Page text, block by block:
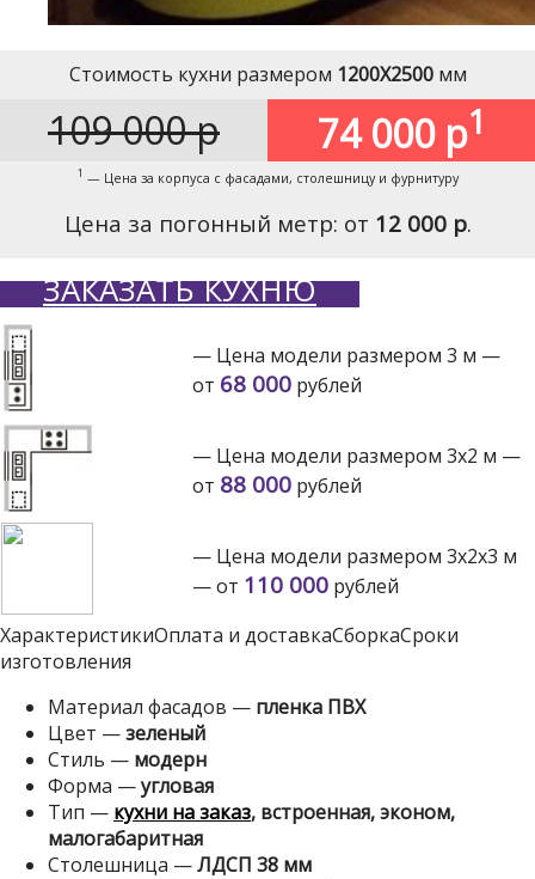
Стоимость кухни размером 1200Х2500мм
109 000 р 74 000 р1
1 — Цена за корпуса с фасадами, столешницу и фурнитуру
Цена за погонный метр: от 12 000 р.
ЗАКАЗАТЬ КУХНЮ
— Цена модели размером 3 м —
от 68 000 рублей
— Цена модели размером 3х2 м —
от 88 000 рублей
— Цена модели размером 3х2х3 м
— от 110 000 рублей
ХарактеристикиОплата и доставкаСборкаСроки
изготовления
Материал фасадов — пленка ПВХ
Цвет —зеленый
Стиль — модерн
Форма —угловая
Тип — кухни на заказ, встроенная, эконом,
малогабаритная
Столешница —ЛДСП 38 мм